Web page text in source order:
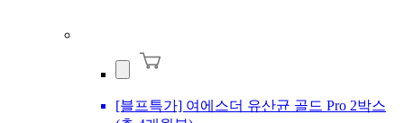
[블프특가] 여에스더 유산균 골드 Pro 2박스